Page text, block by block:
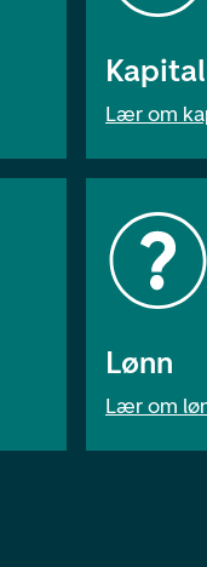
Lær om
Lønn
Lær om